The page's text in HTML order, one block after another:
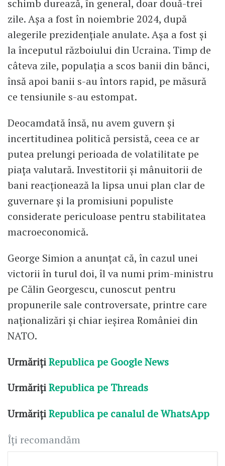
schimb durează, în general, doar două-trei
zile. Așa a fost în noiembrie 2024, după
alegerile prezidențiale anulate. Așa a fost și
la începutul războiului din Ucraina. Timp de
câteva zile, populația a scos banii din bănci,
însă apoi banii s-au întors rapid, pe măsură
ce tensiunile s-au estompat.
Deocamdată însă, nu avem guvern și
incertitudinea politică persistă, ceea ce ar
putea prelungi perioada de volatilitate pe
piața valutară. Investitorii și mânuitorii de
bani reacționează la lipsa unui plan clar de
guvernare și la promisiuni populiste
considerate periculoase pentru stabilitatea
macroeconomică.
George Simion a anunțat că, în cazul unei
victorii în turul doi, îl va numi prim-ministru
pe Călin Georgescu, cunoscut pentru
propunerile sale controversate, printre care
naționalizări și chiar ieșirea României din
NATO.
UrmărițiRepublica pe Google News
UrmărițiRepublica pe Threads
UrmărițiRepublica pe canalul de WhatsApp
Îți recomandăm